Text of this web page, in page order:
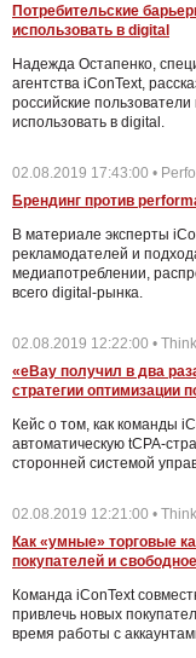
Потребительские
использовать в digital
Надежда Остапенко,
агентства iConText,
российские
использовать в digital.
02.08.2019 17:43:00 •
Брендинг против
В материале эксперты
рекламодателей и
медиапотреблении,
всего digital-рынка.
02.08.2019 12:22:00 •
«eBay получил в два
стратегии оптимизации
Кейс о том, как команды
автоматическую tCPA-
сторонней системой
02.08.2019 12:21:00 •
Как «умные» торговые
покупателей и
Команда iConText
привлечь новых
время работы с